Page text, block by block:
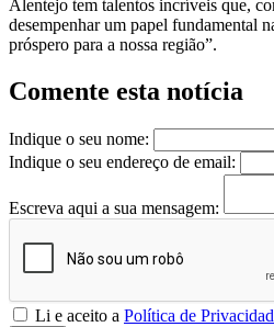
Alentejo tem talentos incríveis que,
desempenhar um papel fundamental
próspero para a nossa região”.
Comente esta notícia
Indique o seu nome:
Indique o seu endereço de email:
Escreva aqui a sua mensagem:
Li e aceito a Política de